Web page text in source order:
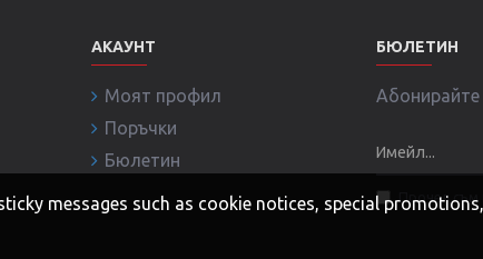
АКАУНТ
Моят профил
Поръчки
Бюлетин
БЮЛЕТИН
Абонирайте
Прочел съм
messages such as cookie notices, special